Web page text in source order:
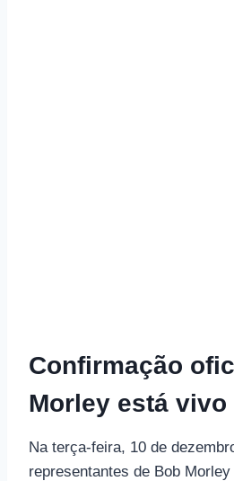
Confirmação
Morley está vivo
Na terça-feira, 10 de
representantes de Bob